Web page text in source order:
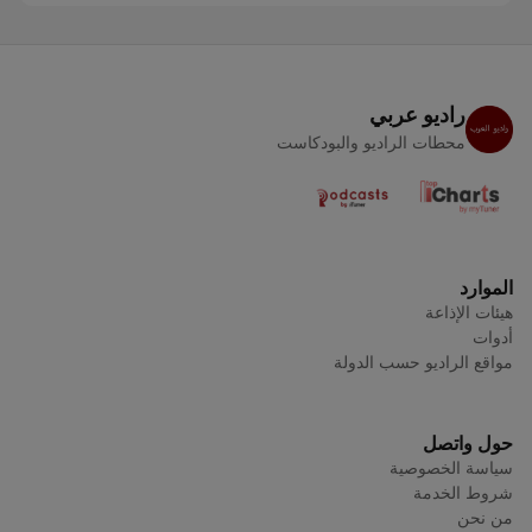
راديو عربي
محطات الراديو والبودكاست
الموارد
هيئات الإذاعة
أدوات
مواقع الراديو حسب الدولة
حول واتصل
سياسة الخصوصية
شروط الخدمة
من نحن